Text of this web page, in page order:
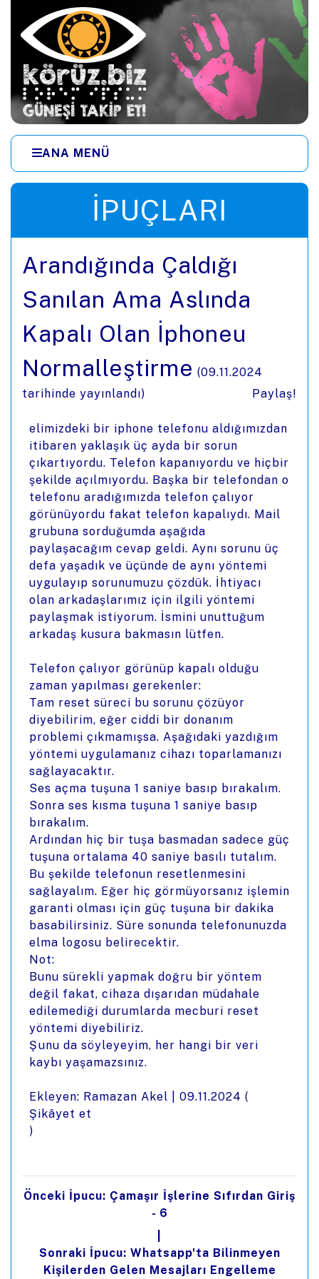
Ana içeriğe zıpla
ANA MENÜ
İPUÇLARI
Arandığında Çaldığı
Sanılan Ama Aslında
Kapalı Olan İphoneu
Normalleştirme (09.11.2024
tarihinde yayınlandı)
Paylaş!
elimizdeki bir iphone telefonu aldığımızdan
itibaren yaklaşık üç ayda bir sorun
çıkartıyordu. Telefon kapanıyordu ve hiçbir
şekilde açılmıyordu. Başka bir telefondan o
telefonu aradığımızda telefon çalıyor
görünüyordu fakat telefon kapalıydı. Mail
grubuna sorduğumda aşağıda
paylaşacağım cevap geldi. Aynı sorunu üç
defa yaşadık ve üçünde de aynı yöntemi
uygulayıp sorunumuzu çözdük. İhtiyacı
olan arkadaşlarımız için ilgili yöntemi
paylaşmak istiyorum. İsmini unuttuğum
arkadaş kusura bakmasın lütfen.
Telefon çalıyor görünüp kapalı olduğu
zaman yapılması gerekenler:
Tam reset süreci bu sorunu çözüyor
diyebilirim, eğer ciddi bir donanım
problemi çıkmamışsa. Aşağıdaki yazdığım
yöntemi uygulamanız cihazı toparlamanızı
sağlayacaktır.
Ses açma tuşuna 1 saniye basıp bırakalım.
Sonra ses kısma tuşuna 1 saniye basıp
bırakalım.
Ardından hiç bir tuşa basmadan sadece güç
tuşuna ortalama 40 saniye basılı tutalım.
Bu şekilde telefonun resetlenmesini
sağlayalım. Eğer hiç görmüyorsanız işlemin
garanti olması için güç tuşuna bir dakika
basabilirsiniz. Süre sonunda telefonunuzda
elma logosu belirecektir.
Not:
Bunu sürekli yapmak doğru bir yöntem
değil fakat, cihaza dışarıdan müdahale
edilemediği durumlarda mecburi reset
yöntemi diyebiliriz.
Şunu da söyleyeyim, her hangi bir veri
kaybı yaşamazsınız.
Ekleyen: Ramazan Akel | 09.11.2024 (
Şikâyet et
)
Önceki İpucu: Çamaşır İşlerine Sıfırdan Giriş
- 6
Sonraki İpucu: Whatsapp'ta Bilinmeyen
Kişilerden Gelen Mesajları Engelleme
Menüye zıpla